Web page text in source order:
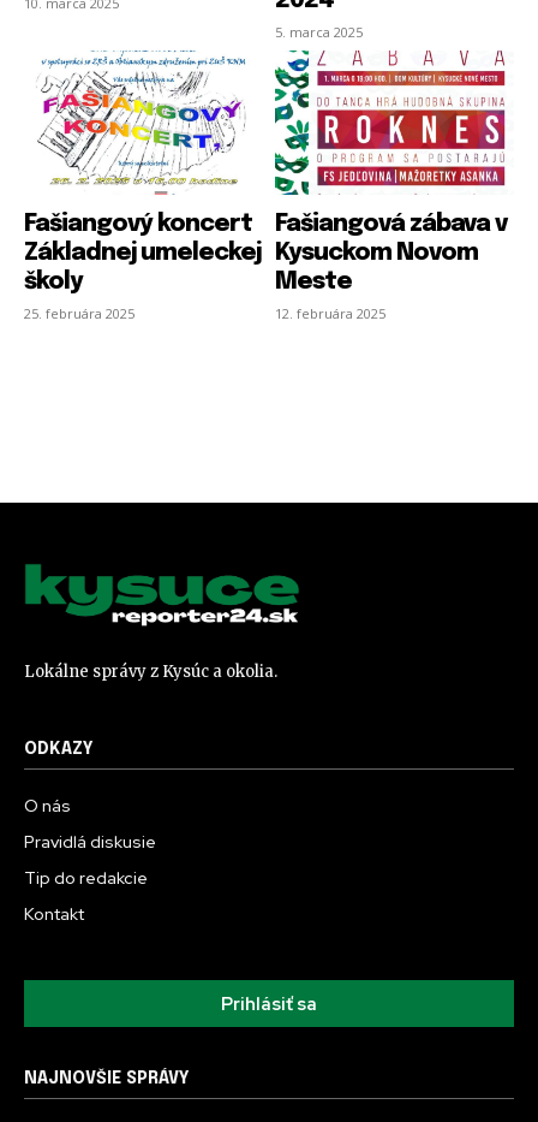
5. marca 2025
Fašiangový koncert
Základnej umeleckej
školy
25. februára 2025
Fašiangová zábava v
Kysuckom Novom
Meste
12. februára 2025
Lokálne správy z Kysúc a okolia.
ODKAZY
O nás
Pravidlá diskusie
Tip do redakcie
Kontakt
Prihlásiť sa
NAJNOVŠIE SPRÁVY